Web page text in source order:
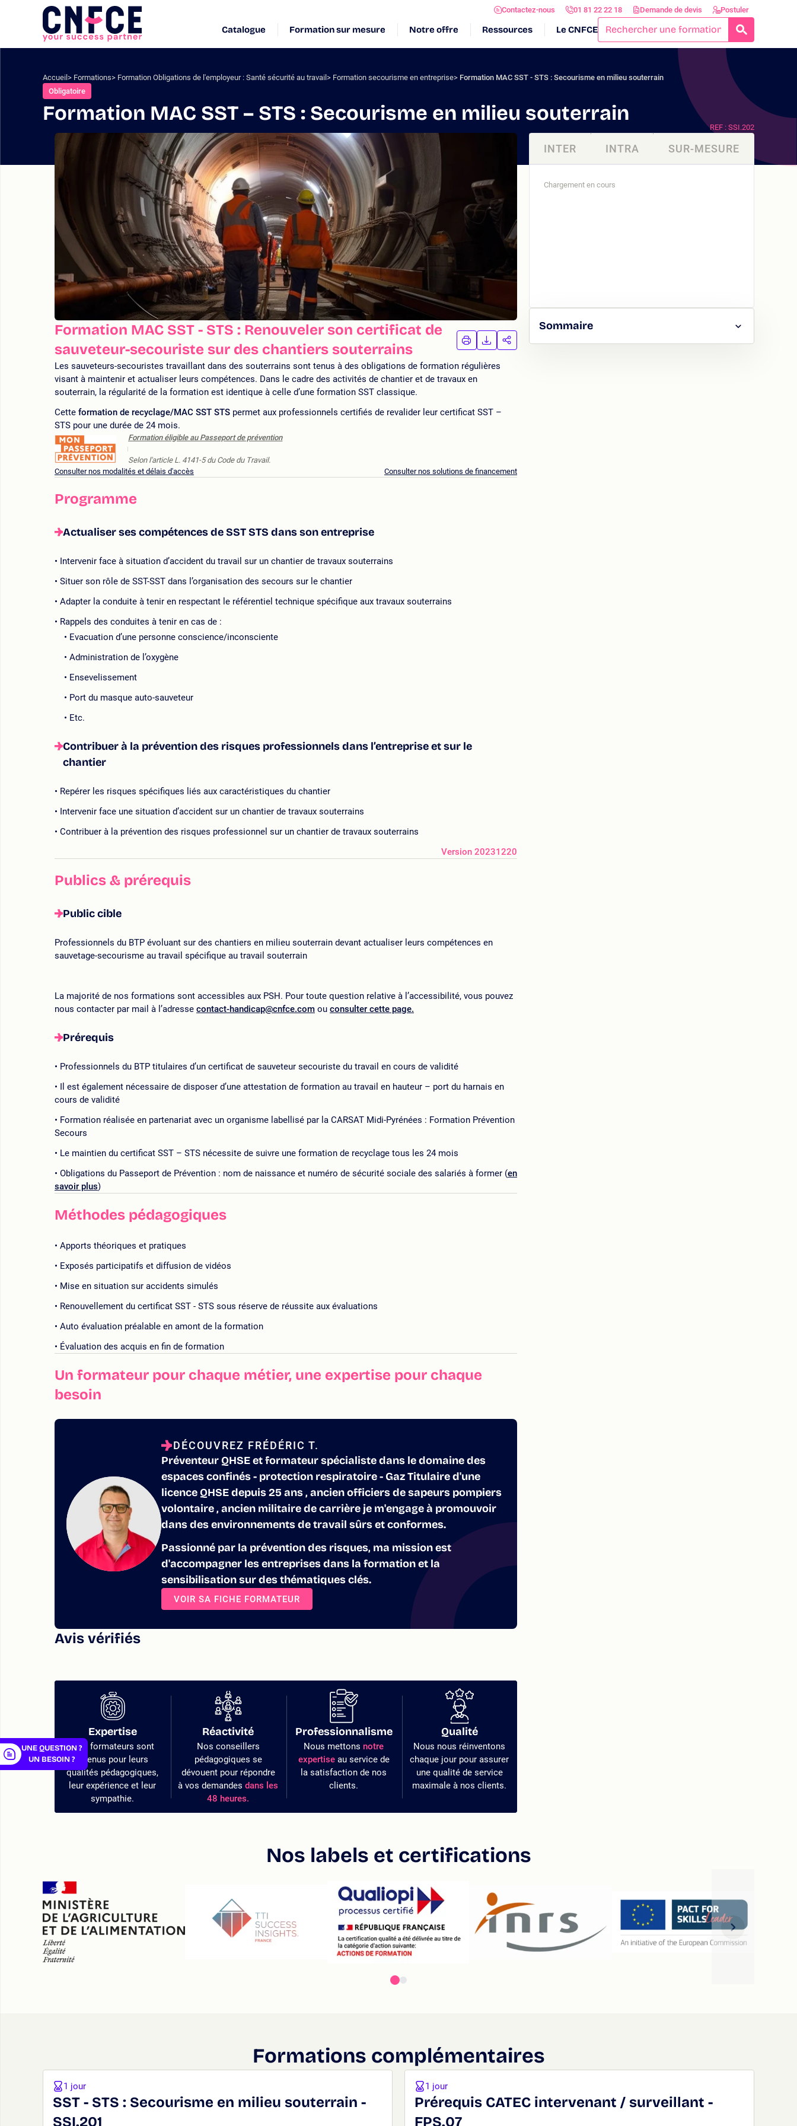
Aller
Logo
site
Contactez-nous 01 81 22 22 18 Demande de devis Postuler
Catalogue Formation sur mesure Notre offre Ressources Le CNFCE
Accueil Formations Formation Obligations de l'employeur : Santé sécurité au travail Formation secourisme en entreprise
Formation MAC SST - STS : Secourisme en milieu souterrain
Obligatoire
Formation MAC SST – STS : Secourisme en milieu souterrain
Formation MAC SST - STS : Renouveler son certificat de
sauveteur-secouriste sur des chantiers souterrains
IMPRIMER
LA
FORMATION
TÉLÉCHARGER
LA
FORMATION
PARTAGER
Les sauveteurs-secouristes travaillant dans des souterrains sont tenus à des obligations de formation régulières
visant à maintenir et actualiser leurs compétences. Dans le cadre des activités de chantier et de travaux en
souterrain, la régularité de la formation est identique à celle d’une formation SST classique.
Cette formation de recyclage/MAC SST STS permet aux professionnels certifiés de revalider leur certificat SST –
STS pour une durée de 24 mois.
Formation éligible au Passeport de prévention
Selon l'article L. 4141-5 du Code du Travail.
Consulter nos modalités et délais d'accès
Consulter nos solutions de financement
Programme
Actualiser ses compétences de SST STS dans son entreprise
Intervenir face à situation d’accident du travail sur un chantier de travaux souterrains
Situer son rôle de SST-SST dans l’organisation des secours sur le chantier
Adapter la conduite à tenir en respectant le référentiel technique spécifique aux travaux souterrains
Rappels des conduites à tenir en cas de :
Evacuation d’une personne conscience/inconsciente
Administration de l’oxygène
Ensevelissement
Port du masque auto-sauveteur
Etc.
Contribuer à la prévention des risques professionnels dans l’entreprise et sur le
chantier
Repérer les risques spécifiques liés aux caractéristiques du chantier
Intervenir face une situation d’accident sur un chantier de travaux souterrains
Contribuer à la prévention des risques professionnel sur un chantier de travaux souterrains
Version 20231220
Publics & prérequis
Public cible
Professionnels du BTP évoluant sur des chantiers en milieu souterrain devant actualiser leurs compétences en
sauvetage-secourisme au travail spécifique au travail souterrain
La majorité de nos formations sont accessibles aux PSH. Pour toute question relative à l’accessibilité, vous pouvez
nous contacter par mail à l’adresse contact-handicap@cnfce.com ou consulter cette page.
Prérequis
Professionnels du BTP titulaires d’un certificat de sauveteur secouriste du travail en cours de validité
Il est également nécessaire de disposer d’une attestation de formation au travail en hauteur – port du harnais en
cours de validité
Formation réalisée en partenariat avec un organisme labellisé par la CARSAT Midi-Pyrénées : Formation Prévention
Secours
Le maintien du certificat SST – STS nécessite de suivre une formation de recyclage tous les 24 mois
Obligations du Passeport de Prévention : nom de naissance et numéro de sécurité sociale des salariés à former (en
savoir plus)
Méthodes pédagogiques
Apports théoriques et pratiques
Exposés participatifs et diffusion de vidéos
Mise en situation sur accidents simulés
Renouvellement du certificat SST - STS sous réserve de réussite aux évaluations
Auto évaluation préalable en amont de la formation
Évaluation des acquis en fin de formation
Un formateur pour chaque métier, une expertise pour chaque
besoin
DÉCOUVREZ FRÉDÉRIC T.
Préventeur QHSE et formateur spécialiste dans le domaine des
espaces confinés - protection respiratoire - Gaz Titulaire d'une
licence QHSE depuis 25 ans , ancien officiers de sapeurs pompiers
volontaire , ancien militaire de carrière je m'engage à promouvoir
dans des environnements de travail sûrs et conformes.
Passionné par la prévention des risques, ma mission est
d'accompagner les entreprises dans la formation et la
sensibilisation sur des thématiques clés.
VOIR SA FICHE FORMATEUR
Avis vérifiés
Expertise
Nos formateurs sont
retenus pour leurs
qualités pédagogiques,
leur expérience et leur
sympathie.
Réactivité
Nos conseillers
pédagogiques se
dévouent pour répondre
à vos demandes dans les
48 heures.
Professionnalisme
Nous mettons notre
expertiseau service de
la satisfaction de nos
clients.
Qualité
Nous nous réinventons
chaque jour pour assurer
une qualité de service
maximale à nos clients.
REF : SSI.202
INTER INTRA SUR-MESURE
Sommaire
Nos labels et certifications
UNE QUESTION ?
UN BESOIN ?
Formations complémentaires
SST - STS : Secourisme en milieu souterrain -
SSI.201
1 jour
Prérequis CATEC intervenant / surveillant -
FPS.07
1 jour